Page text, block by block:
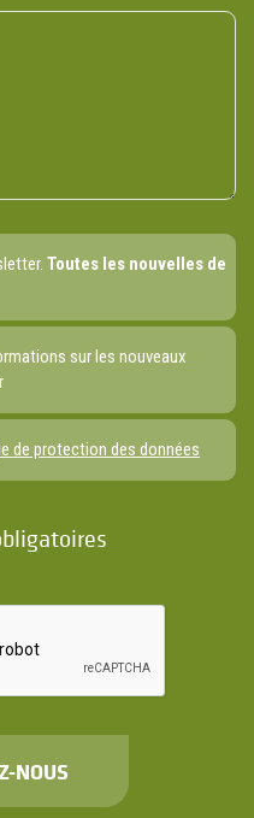
Toutes les nouvelles de
sur les nouveaux
de protection des données
NOUS